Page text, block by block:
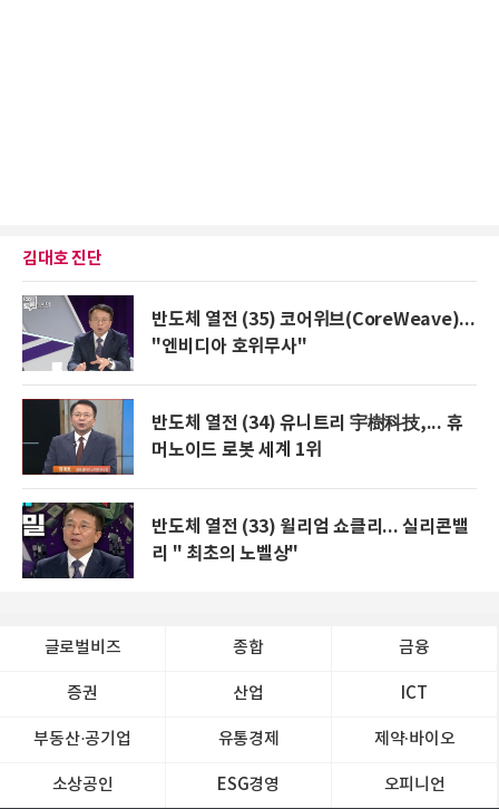
김대호 진단
반도체 열전 (35) 코어위브(CoreWeave)...
"엔비디아 호위무사"
반도체 열전 (34) 유니트리 宇樹科技,... 휴
머노이드 로봇 세계 1위
반도체 열전 (33) 윌리엄 쇼클리... 실리콘밸
리 " 최초의 노벨상"
글로벌비즈 종합 금융
증권 산업 ICT
부동산·공기업 유통경제 제약∙바이오
소상공인 ESG경영 오피니언